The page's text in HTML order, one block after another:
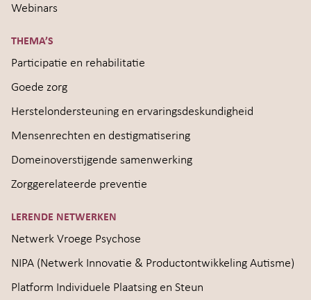
Webinars
THEMA’S
Participatie en rehabilitatie
Goede zorg
Herstelondersteuning en ervaringsdeskundigheid
Mensenrechten en destigmatisering
Domeinoverstijgende samenwerking
Zorggerelateerde preventie
LERENDE NETWERKEN
Netwerk Vroege Psychose
NIPA (Netwerk Innovatie & Productontwikkeling Autisme)
Platform Individuele Plaatsing en Steun